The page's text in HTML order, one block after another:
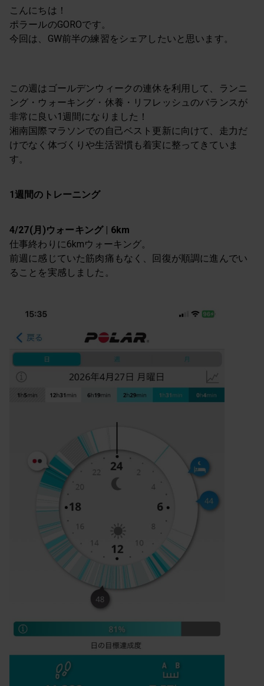
こんにちは！
ポラールのGOROです。
今回は、GW前半の練習をシェアしたいと思います。
この週はゴールデンウィークの連休を利用して、ランニ
ング・ウォーキング・休養・リフレッシュのバランスが
非常に良い1週間になりました！
湘南国際マラソンでの自己ベスト更新に向けて、走力だ
けでなく体づくりや生活習慣も着実に整ってきていま
す。
1週間のトレーニング
4/27(月)ウォーキング | 6km
仕事終わりに6kmウォーキング。
前週に感じていた筋肉痛もなく、回復が順調に進んでい
ることを実感しました。